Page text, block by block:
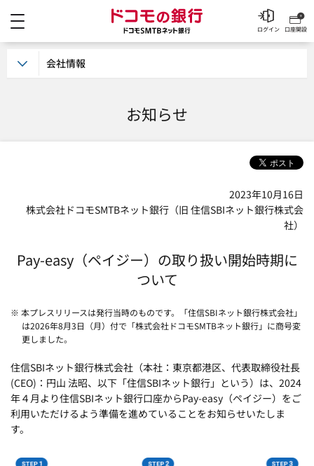
ドコモの銀行 ドコモ
口座開設
ログイン
お知らせ
2023年10月16日
株式会社ドコモSMTBネット銀行（旧 住信SBIネット銀行株式会
社）
Pay-easy（ペイジー）の取り扱い開始時期に
ついて
※ 本プレスリリースは発行当時のものです。「住信SBIネット銀行株式会社」
は2026年8月3日（月）付で「株式会社ドコモSMTBネット銀行」に商号変
更しました。
住信SBIネット銀行株式会社（本社：東京都港区、代表取締役社長
(CEO)：円山 法昭、以下「住信SBIネット銀行」という）は、2024
年４月より住信SBIネット銀行口座からPay-easy（ペイジー）をご
利用いただけるよう準備を進めていることをお知らせいたしま
す。
会社情報